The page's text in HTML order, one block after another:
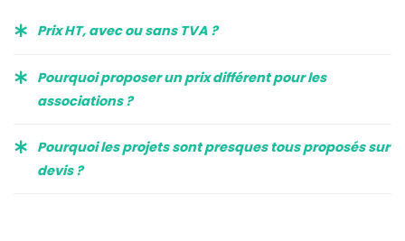
Prix HT, avec ou sans TVA ?
Pourquoi proposer un prix différent pour les
associations ?
Pourquoi les projets sont presques tous proposés sur
devis ?